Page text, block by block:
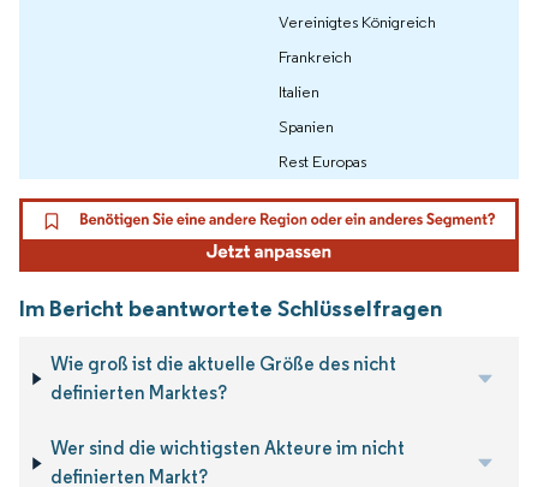
Vereinigtes Königreich
Frankreich
Italien
Spanien
Rest Europas
Im Bericht beantwortete Schlüsselfragen
Wie groß ist die aktuelle Größe des nicht
definierten Marktes?
Wer sind die wichtigsten Akteure im nicht
definierten Markt?